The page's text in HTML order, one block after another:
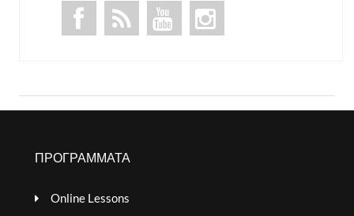
ΠΡΟΓΡΑΜΜΑΤΑ
Online Lessons